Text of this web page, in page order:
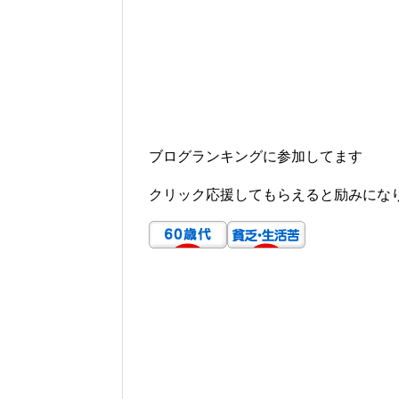
ブログランキングに参加してます
クリック応援してもらえると励みにな